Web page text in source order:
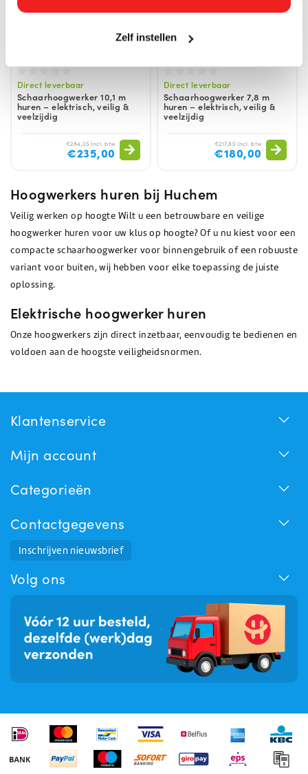
Zelf instellen
Direct leverbaar
Schaarhoogwerker 10,1 m
huren – elektrisch, veilig &
veelzijdig
€284,35 Incl. btw
€235,00
Direct leverbaar
Schaarhoogwerker 7,8 m
huren – elektrisch, veilig &
veelzijdig
€217,80 Incl. btw
€180,00
Hoogwerkers huren bij Huchem
Veilig werken op hoogte Wilt u een betrouwbare en veilige
hoogwerker huren voor uw klus op hoogte? Of u nu kiest voor een
compacte schaarhoogwerker voor binnengebruik of een robuuste
variant voor buiten, wij hebben voor elke toepassing de juiste
oplossing.
Elektrische hoogwerker huren
Onze hoogwerkers zijn direct inzetbaar, eenvoudig te bedienen en
voldoen aan de hoogste veiligheidsnormen.
Klantenservice
Mijn account
Categorieën
Contactgegevens
Inschrijven nieuwsbrief
Volg ons